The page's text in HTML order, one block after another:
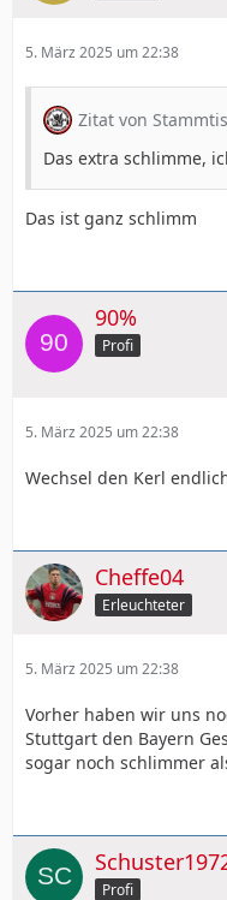
5. März 2025 um 22:38
Zitat von
Das extra schlimme,
Das ist ganz schlimm
90%
Profi
5. März 2025 um 22:38
Wechsel den Kerl
Cheffe04
Erleuchteter
5. März 2025 um 22:38
Vorher haben wir uns
Stuttgart den Bayern
sogar noch schlimmer
Profi